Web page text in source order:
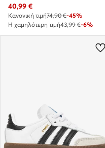
Τρέχουσα τιμή
40,99 €
Κανονική τιμή74,90 €-45%
Η χαμηλότερη τιμή43,99 €-6%